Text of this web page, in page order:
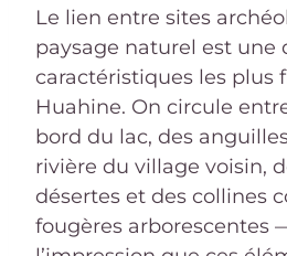
Le lien entre sites
paysage naturel est une
caractéristiques les plus
Huahine. On circule
bord du lac, des
rivière du village voisin,
désertes et des collines
fougères arborescentes